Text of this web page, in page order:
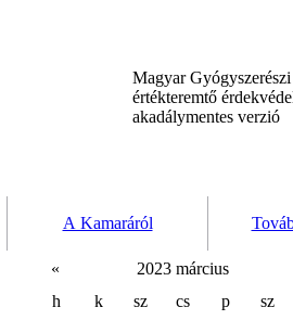
Magyar
értékteremtő
akadálymentes verzió
A Kamaráról
«
2023 március
h
k sz cs p
sz